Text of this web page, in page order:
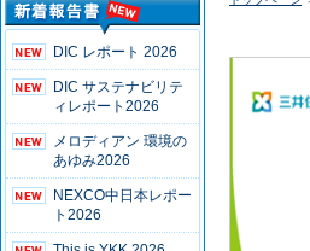
DIC レポート 2026
DIC サステナビリテ
ィレポート2026
メロディアン 環境の
あゆみ2026
NEXCO中日本レポー
ト2026